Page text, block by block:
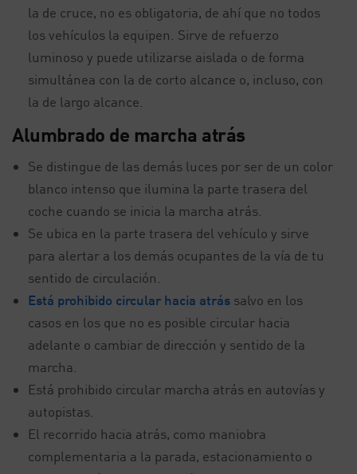
la de cruce, no es obligatoria, de ahí que no todos
los vehículos la equipen. Sirve de refuerzo
luminoso y puede utilizarse aislada o de forma
simultánea con la de corto alcance o, incluso, con
la de largo alcance.
Alumbrado de marcha atrás
Se distingue de las demás luces por ser de un color
blanco intenso que ilumina la parte trasera del
coche cuando se inicia la marcha atrás.
Se ubica en la parte trasera del vehículo y sirve
para alertar a los demás ocupantes de la vía de tu
sentido de circulación.
Está prohibido circular hacia atrás salvo en los
casos en los que no es posible circular hacia
adelante o cambiar de dirección y sentido de la
marcha.
Está prohibido circular marcha atrás en autovías y
autopistas.
El recorrido hacia atrás, como maniobra
complementaria a la parada, estacionamiento o